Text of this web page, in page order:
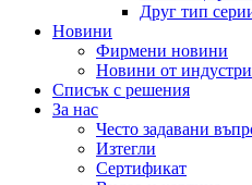
Друг тип
Новини
Фирмени новини
Новини от
Списък с решения
За нас
Често задавани
Изтегли
Сертификат